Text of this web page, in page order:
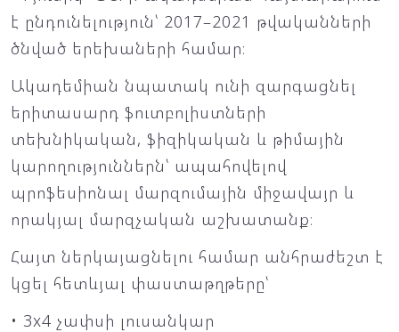
է ընդունելություն՝ 2017–2021 թվականների
ծնված երեխաների համար։
Ակադեմիան նպատակ ունի զարգացնել
երիտասարդ ֆուտբոլիստների
տեխնիկական, ֆիզիկական և թիմային
կարողություններն՝ ապահովելով
պրոֆեսիոնալ մարզումային միջավայր և
որակյալ մարզչական աշխատանք։
Հայտ ներկայացնելու համար անհրաժեշտ է
կցել հետևյալ փաստաթղթերը՝
• 3x4 չափսի լուսանկար